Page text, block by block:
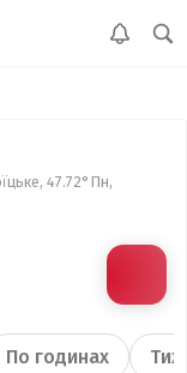
47.72°Пн,
По годинах